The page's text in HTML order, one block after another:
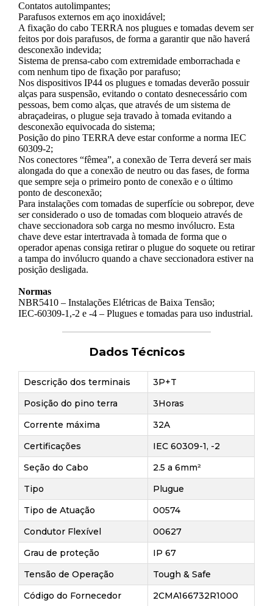
Contatos autolimpantes;
Parafusos externos em aço inoxidável;
A fixação do cabo TERRA nos plugues e tomadas devem ser
feitos por dois parafusos, de forma a garantir que não haverá
desconexão indevida;
Sistema de prensa-cabo com extremidade emborrachada e
com nenhum tipo de fixação por parafuso;
Nos dispositivos IP44 os plugues e tomadas deverão possuir
alças para suspensão, evitando o contato desnecessário com
pessoas, bem como alças, que através de um sistema de
abraçadeiras, o plugue seja travado à tomada evitando a
desconexão equivocada do sistema;
Posição do pino TERRA deve estar conforme a norma IEC
60309-2;
Nos conectores “fêmea”, a conexão de Terra deverá ser mais
alongada do que a conexão de neutro ou das fases, de forma
que sempre seja o primeiro ponto de conexão e o último
ponto de desconexão;
Para instalações com tomadas de superfície ou sobrepor, deve
ser considerado o uso de tomadas com bloqueio através de
chave seccionadora sob carga no mesmo invólucro. Esta
chave deve estar intertravada à tomada de forma que o
operador apenas consiga retirar o plugue do soquete ou retirar
a tampa do invólucro quando a chave seccionadora estiver na
posição desligada.
Normas
NBR5410 – Instalações Elétricas de Baixa Tensão;
IEC-60309-1,-2 e -4 – Plugues e tomadas para uso industrial.
Dados Técnicos
Descrição dos terminais
3P+T
Posição do pino terra
3Horas
Corrente máxima
32A
Certificações
IEC 60309-1, -2
Seção do Cabo
2.5 a 6mm²
Tipo
Plugue
Tipo de Atuação
00574
Condutor Flexível
00627
Grau de proteção
IP 67
Tensão de Operação
Tough & Safe
Código do Fornecedor
2CMA166732R1000